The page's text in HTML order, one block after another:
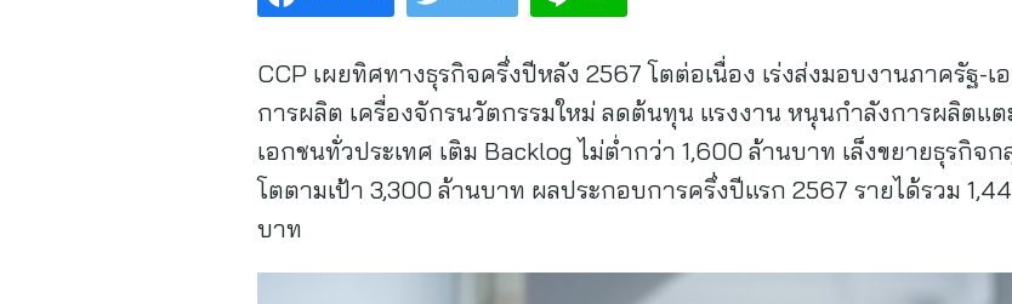
CCP เผยทิศทางธุรกิจครึ่งปีหลัง 2567 โตต่อเนื่อง เร่งส่งมอบงานภาครัฐ-เ
การผลิต เครื่องจักรนวัตกรรมใหม่ ลดต้นทุน แรงงาน หนุนกำลังการผลิตแต
เอกชนทั่วประเทศ เติม Backlog ไม่ต่ำกว่า 1,600 ล้านบาท เล็งขยายธุรกิ
โตตามเป้า 3,300 ล้านบาท ผลประกอบการครึ่งปีแรก 2567 รายได้รวม
บาท